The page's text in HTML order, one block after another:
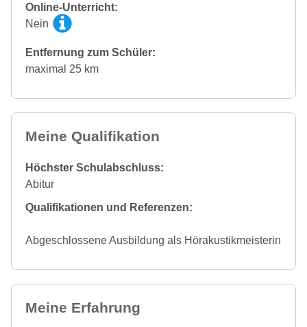
Online-Unterricht:
Nein
Entfernung zum Schüler:
maximal 25 km
Meine Qualifikation
Höchster Schulabschluss:
Abitur
Qualifikationen und Referenzen:
Abgeschlossene Ausbildung als Hörakustikmeisterin
Meine Erfahrung